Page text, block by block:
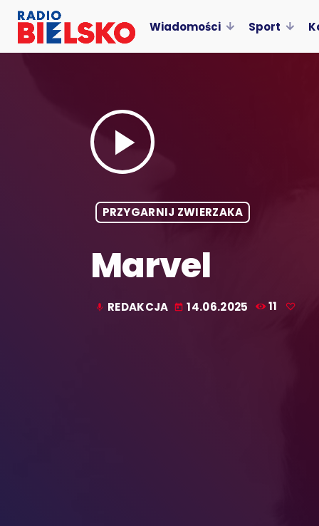
Wiadomości Sport
play_arrow
PRZYGARNIJ ZWIERZAKA
Marvel
mic REDAKCJA today 14.06.2025 11